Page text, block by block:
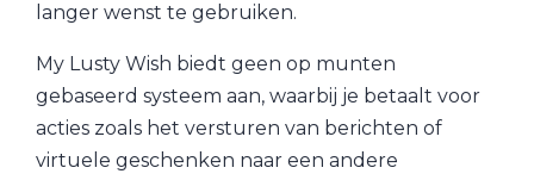
langer wenst te gebruiken.
My Lusty Wish biedt geen op munten
gebaseerd systeem aan, waarbij je betaalt voor
acties zoals het versturen van berichten of
virtuele geschenken naar een andere